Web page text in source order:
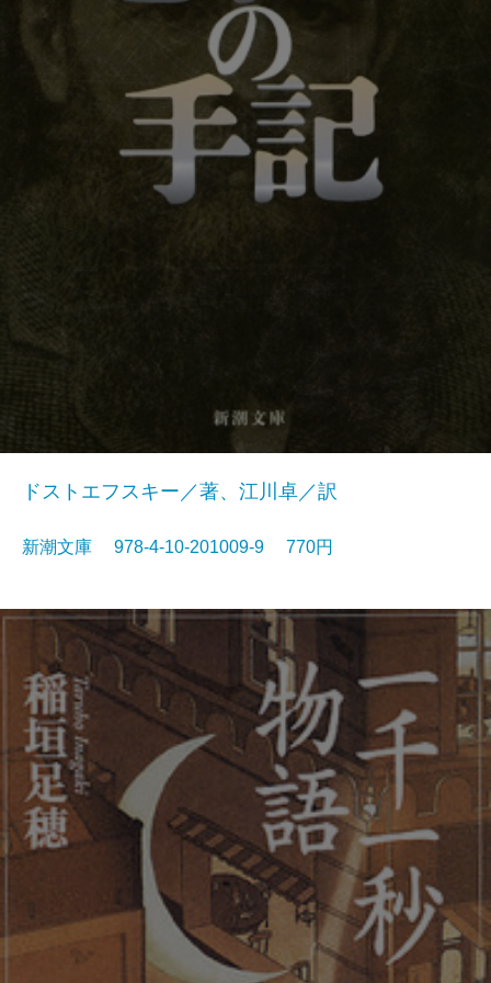
ドストエフスキー／著、江川卓／訳
新潮文庫 978-4-10-201009-9 770円